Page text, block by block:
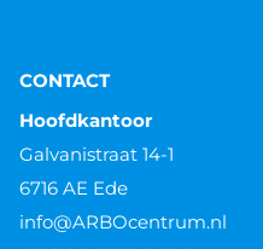
Hoe vaak moet
Hoe vaak moet een
gereedschap en veilige
Lees verder »